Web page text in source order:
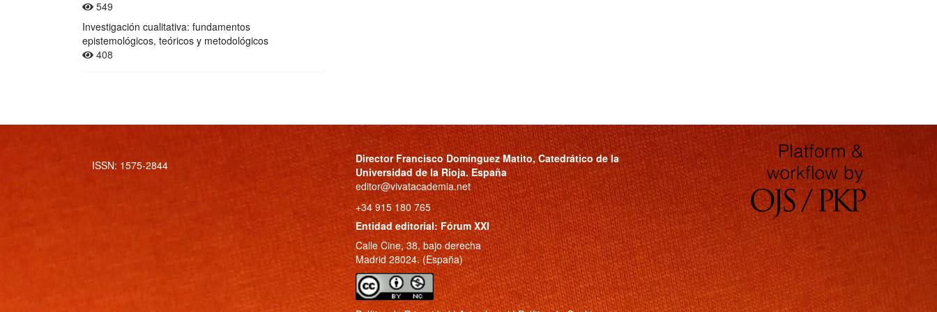
549
Investigación cualitativa: fundamentos
epistemológicos, teóricos y metodológicos
408
ISSN: 1575-2844 Director Francisco Domínguez Matito, Catedrático de la
Universidad de la Rioja. España
editor@vivatacademia.net
+34 915 180 765
Entidad editorial: Fórum XXI
Calle Cine, 38, bajo derecha
Madrid 28024. (España)